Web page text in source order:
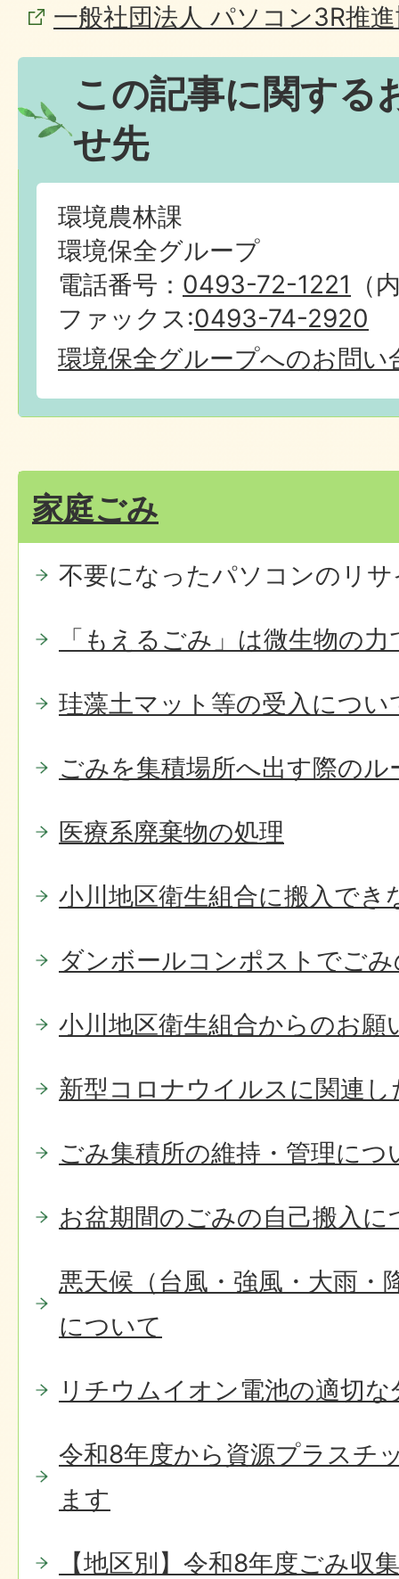
一般社団法人 パソコン3R推
この記事に関する
せ先
環境農林課
環境保全グループ
電話番号： 0493-72-1221 （
ファックス:0493-74-2920
環境保全グループへのお問い
家庭ごみ
不要になったパソコンのリ
「もえるごみ」は微生物の
珪藻土マット等の受入につい
ごみを集積場所へ出す際のル
医療系廃棄物の処理
小川地区衛生組合に搬入でき
ダンボールコンポストでご
小川地区衛生組合からのお願
新型コロナウイルスに関連
ごみ集積所の維持・管理につ
お盆期間のごみの自己搬入に
悪天候（台風・強風・大雨・
について
リチウムイオン電池の適切
令和8年度から資源プラスチ
ます
【地区別】令和8年度ごみ収